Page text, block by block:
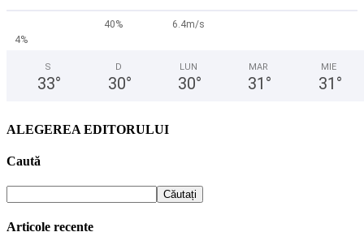
40%
6.4m/s
4%
S
33°
D
30°
LUN
30°
MAR
31 °
MIE
31 °
ALEGEREA EDITORULUI
Caută
Articole recente